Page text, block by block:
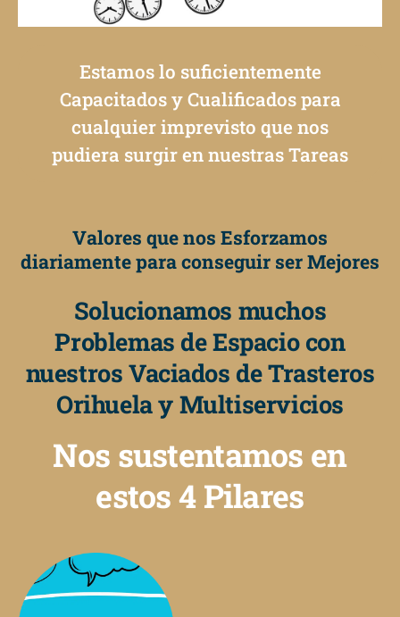
Estamos lo suficientemente
Capacitados y Cualificados para
cualquier imprevisto que nos
pudiera surgir en nuestras Tareas
Valores que nos Esforzamos
diariamente para conseguir ser Mejores
Solucionamos muchos
Problemas de Espacio con
nuestros Vaciados de Trasteros
Orihuela y Multiservicios
Nos sustentamos en
estos 4 Pilares